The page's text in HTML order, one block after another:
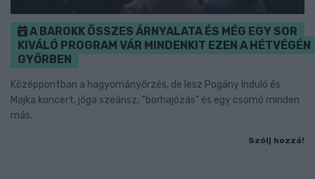
A BAROKK ÖSSZES ÁRNYALATA ÉS MÉG EGY SOR
KIVÁLÓ PROGRAM VÁR MINDENKIT EZEN A HÉTVÉGÉN
GYŐRBEN
Középpontban a hagyományőrzés, de lesz Pogány Induló és
Majka koncert, jóga szeánsz, “borhajózás” és egy csomó minden
más.
Szólj hozzá!